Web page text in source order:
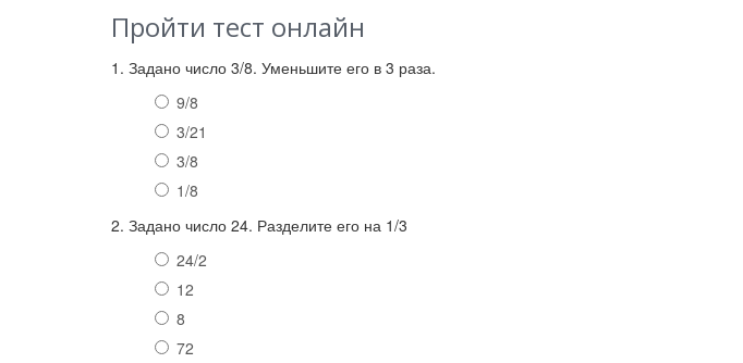
Пройти тест онлайн
1. Задано число 3/8. Уменьшите его в 3 раза.
9/8
3/21
3/8
1/8
2. Задано число 24. Разделите его на 1/3
24/2
12
8
72